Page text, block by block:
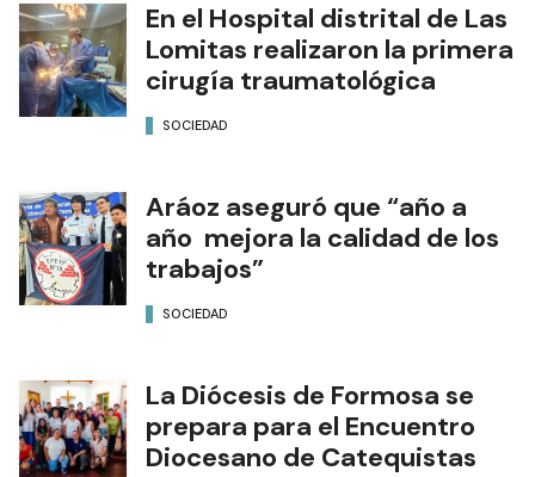
En el Hospital distrital de Las
Lomitas realizaron la primera
cirugía traumatológica
SOCIEDAD
Aráoz aseguró que “año a
año mejora la calidad de los
trabajos”
SOCIEDAD
La Diócesis de Formosa se
prepara para el Encuentro
Diocesano de Catequistas